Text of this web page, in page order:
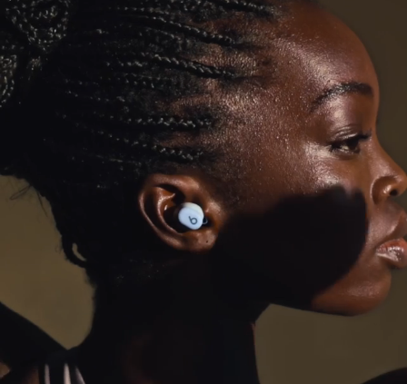
裝有特製咪高風，由先進的噪音學習演算法
所支援，帶來卓越的通話質素。
電池使用時間更持久，可播放長達 18 小時
有了 Fast Fuel 快充技術，只需快充 5 分鐘，
即可播放長達 1 小時 註腳
USB-C 通用充電功能
直接從你的手機註腳
4、平板電腦或手提電腦充
電，外出時亦可獲額外電量
充電式鋰離子電池
操控按鈕
每邊均有一個多功能按鈕